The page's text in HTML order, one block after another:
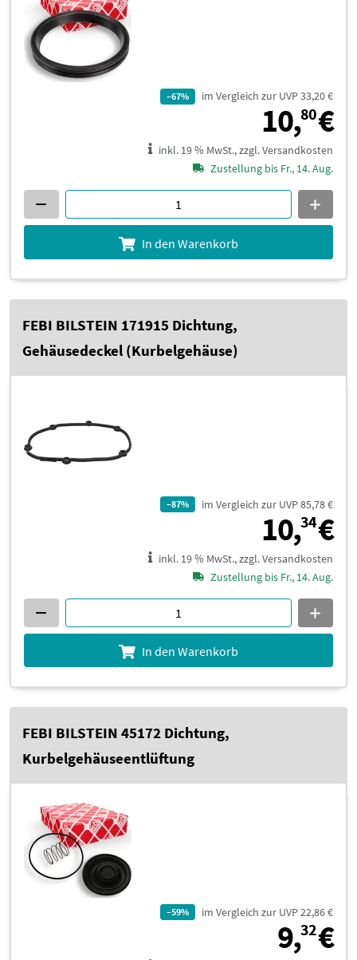
–67% im Vergleich zur UVP 33,20 €
10,80€
inkl. 19 % MwSt., zzgl. Versandkosten
Zustellung bis Fr., 14. Aug.
In den Warenkorb
FEBI BILSTEIN 171915 Dichtung,
Gehäusedeckel (Kurbelgehäuse)
–87% im Vergleich zur UVP 85,78 €
10,34€
inkl. 19 % MwSt., zzgl. Versandkosten
Zustellung bis Fr., 14. Aug.
In den Warenkorb
FEBI BILSTEIN 45172 Dichtung,
Kurbelgehäuseentlüftung
–59% im Vergleich zur UVP 22,86 €
9,32€